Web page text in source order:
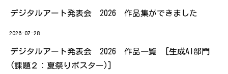
デジタルアート発表会 2026 作品集ができました
2026-07-28
デジタルアート発表会 2026 作品一覧 [生成AI部門
(課題２：夏祭りポスター)]